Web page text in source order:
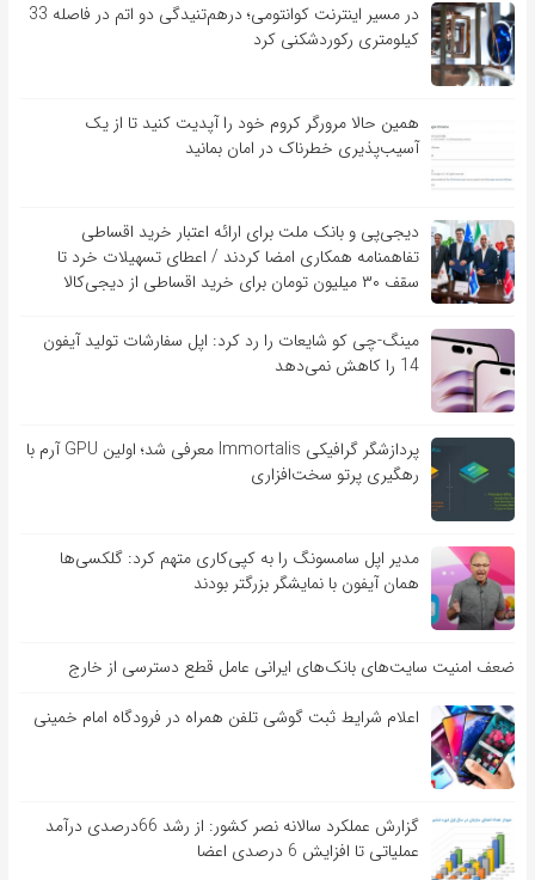
در مسیر اینترنت کوانتومی؛ درهم‌تنیدگی دو اتم در فاصله 33
کیلومتری رکوردشکنی کرد
همین حالا مرورگر کروم خود را آپدیت کنید تا از یک
آسیب‌‌‌‌پذیری خطرناک در امان بمانید
دیجی‌پی و بانک ملت برای ارائه اعتبار خرید اقساطی
تفاهم‎نامه همکاری امضا کردند / اعطای تسهیلات خرد تا
سقف ۳۰ میلیون تومان برای خرید اقساطی از دیجی‌کالا
مینگ-چی کو شایعات را رد کرد: اپل سفارشات تولید آیفون
14 را کاهش نمی‌دهد
پردازشگر گرافیکی Immortalis معرفی شد؛ اولین GPU آرم با
رهگیری پرتو سخت‌افزاری
مدیر اپل سامسونگ را به کپی‌کاری متهم کرد: گلکسی‌ها
همان آیفون با نمایشگر بزرگتر بودند
ضعف امنیت سایت‌های بانک‌های ایرانی عامل قطع دسترسی از خارج
اعلام شرایط ثبت گوشی تلفن همراه در فرودگاه امام خمینی
گزارش عملکرد سالانه نصر کشور: از رشد 66درصدی درآمد
عملیاتی تا افزایش 6 درصدی اعضا